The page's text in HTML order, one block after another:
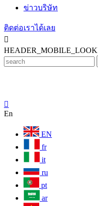
ข่าวบริษัท
ติดต่อเราได้เลย


En
EN
fr
it
ru
pt
ar